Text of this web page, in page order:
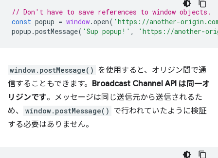
// Don't have to save references to window objects.
const popup = window.open( 'https://another-
popup .postMessage( 'Sup popup!' , 'https://another-
window.postMessage() を使用すると、オリジン間で通
信することもできます。 Broadcast Channel API は同一オ
リジンです。メッセージは同じ送信元から送信されるた
め、
window.postMessage() で行われていたように検証
する必要はありません。